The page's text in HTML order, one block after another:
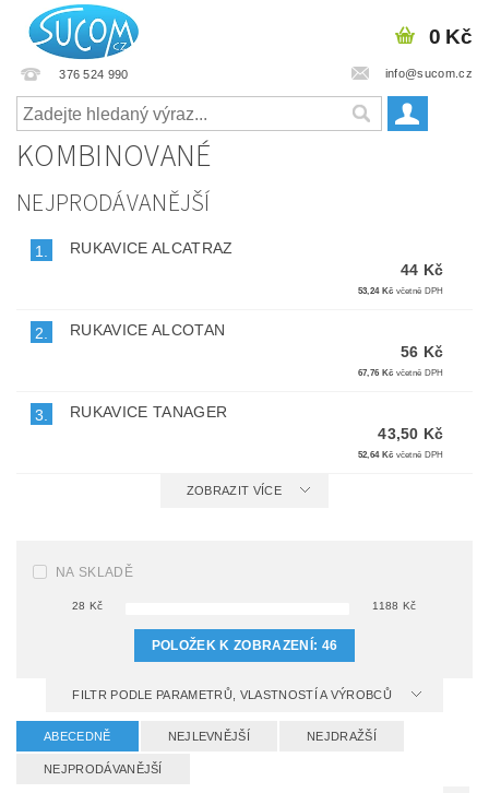
376 524 990 info@sucom.cz
0 Kč
KOMBINOVANÉ
NEJPRODÁVANĚJŠÍ
1.
RUKAVICE ALCATRAZ
44 Kč
53,24 Kč včetně DPH
2.
RUKAVICE ALCOTAN
56 Kč
67,76 Kč včetně DPH
3.
RUKAVICE TANAGER
43,50 Kč
52,64 Kč včetně DPH
ZOBRAZIT VÍCE
NA SKLADĚ
28 Kč 1188 Kč
POLOŽEK K ZOBRAZENÍ: 46
FILTR PODLE PARAMETRŮ, VLASTNOSTÍ A VÝROBCŮ
ABECEDNĚ NEJLEVNĚJŠÍ NEJDRAŽŠÍ
NEJPRODÁVANĚJŠÍ